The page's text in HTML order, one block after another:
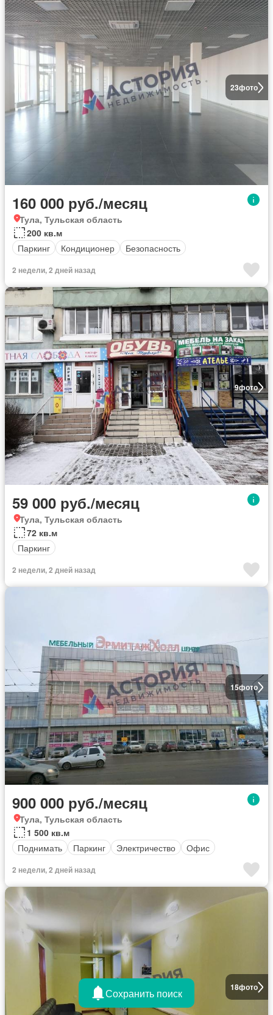
23фото
160 000 руб./месяц
Тула, Тульская область
200 кв.м
Паркинг
Кондиционер Безопасность
2 недели, 2 дней назад
9фото
59 000 руб./месяц
Тула, Тульская область
72 кв.м
Паркинг
2 недели, 2 дней назад
15фото
900 000 руб./месяц
Тула, Тульская область
1 500 кв.м
Поднимать
Паркинг Электричество Офис
2 недели, 2 дней назад
18фото
Сохранить поиск